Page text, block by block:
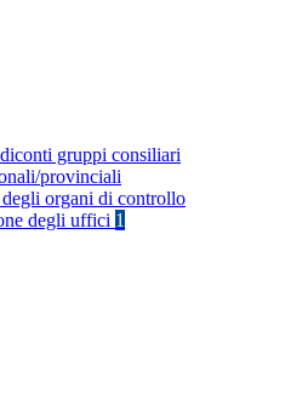
gruppi consiliari
provinciali
organi di controllo
degli uffici 1